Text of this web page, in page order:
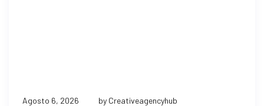
Agosto 6, 2026 by Creativeagencyhub